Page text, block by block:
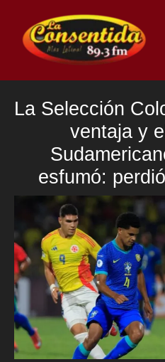
contenido
La Selección
ventaja y
esfumó: